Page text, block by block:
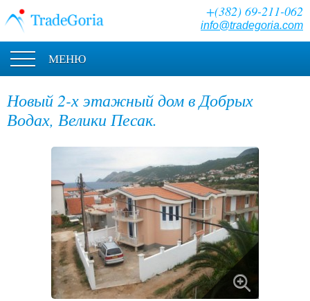
+(382) 69-211-062
info@tradegoria.com
МЕНЮ
Новый 2-х этажный дом в Добрых
Водах, Велики Песак.